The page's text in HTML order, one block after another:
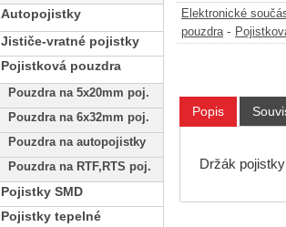
Elektronické
pouzdra-
Popis
Držák
Autopojistky
Jističe-vratné pojistky
Pojistková pouzdra
Pouzdra na 5x20mm poj.
Pouzdra na 6x32mm poj.
Pouzdra na autopojistky
Pouzdra na RTF,RTS poj.
Pojistky SMD
Pojistky tepelné